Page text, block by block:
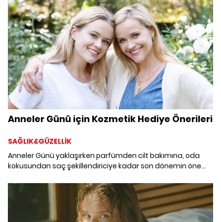
Anneler Günü için Kozmetik Hediye Önerileri
SAĞLIK&GÜZELLİK
Anneler Günü yaklaşırken parfümden cilt bakımına, oda
kokusundan saç şekillendiriciye kadar son dönemin öne